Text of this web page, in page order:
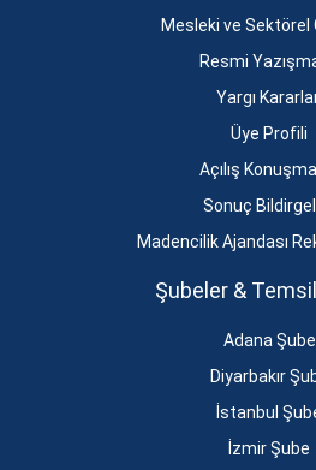
Mesleki ve Sektörel
Resmi
Yargı
Üye Profili
Açılış
Sonuç
Madencilik Ajandası
Şubeler &
Adana Şube
Diyarbakır
İstanbul
İzmir Şube